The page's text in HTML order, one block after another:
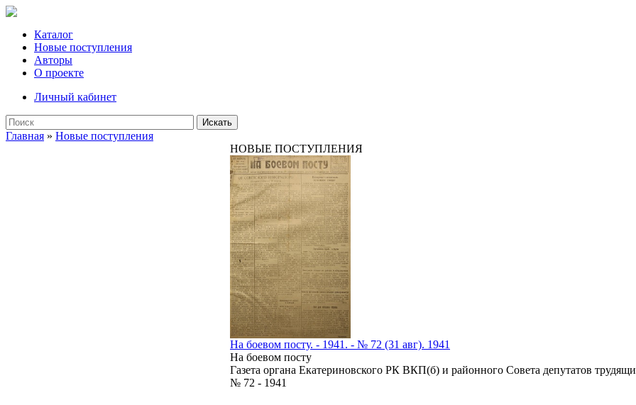
Каталог
Новые поступления
Авторы
О проекте
Личный кабинет
Искать
Главная » Новые поступления
НОВЫЕ ПОСТУПЛЕНИЯ
На боевом посту. - 1941. - № 72 (31 авг). 1941
На боевом посту
Газета органа Екатериновского РК ВКП(б) и районного Совета депутатов
№ 72 - 1941